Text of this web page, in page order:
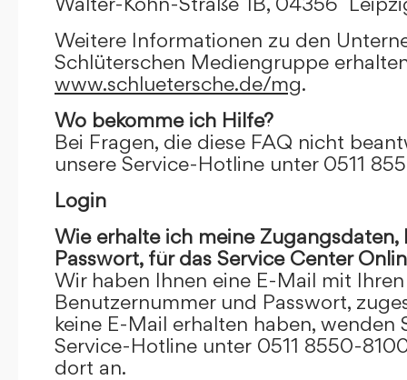
Weitere Informationen zu den
Schlüterschen Mediengruppe
www.schluetersche.de/mg.
Wo bekomme ich Hilfe?
Bei Fragen, die diese FAQ nicht
unsere Service-Hotline unter 0511
Login
Wie erhalte ich meine
Passwort, für das Service Center
Wir haben Ihnen eine E-Mail mit
Benutzernummer und Passwort,
keine E-Mail erhalten haben, wenden
Service-Hotline unter 0511 8550-
dort an.